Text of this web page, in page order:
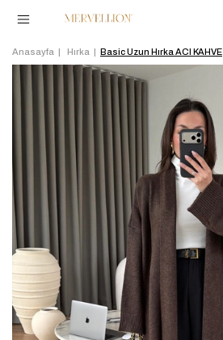
Anasayfa Hırka Basic Uzun Hırka ACI KAHVE